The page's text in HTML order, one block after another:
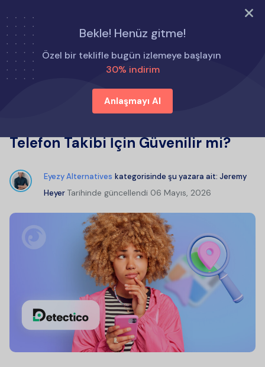
ŞİMDİ DENE
Bekle! Henüz gitme!
Özel bir teklifle bugün izlemeye başlayın
30% indirim
Anlaşmayı Al
Ana Sayfa
Eyezy Alternatifleri
Detectico İncelemesi: Detectico Telefon Takibi İçin
Güvenilir mi?
Telefon Takibi İçin Güvenilir mi?
Eyezy Alternatives kategorisinde şu yazara ait: Jeremy
Heyer Tarihinde güncellendi 06 Mayıs, 2026